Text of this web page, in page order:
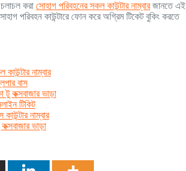
করা সোহাগ পরিবহনের সকল কাউন্টার নাম্বারজানতে এই
পরিবহন কাউন্টারে ফোন করে অগ্রিম টিকেট বুকিং করতে
নাম্বার
বাস
টু কক্সবাজার ভাড়া
টিকিট
কাউন্টার নাম্বার
ভাড়া